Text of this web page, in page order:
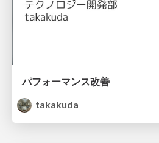
パフォーマンス改善
takakuda